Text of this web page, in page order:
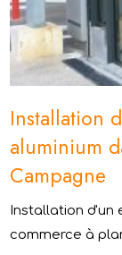
Installation
aluminium
Campagne
Installation d'un
commerce à